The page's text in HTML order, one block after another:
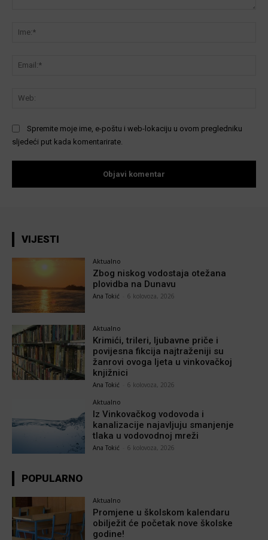
Spremite moje ime, e-poštu i web-lokaciju u ovom pregledniku
sljedeći put kada komentarirate.
VIJESTI
Aktualno
Zbog niskog vodostaja otežana
plovidba na Dunavu
Ana Tokić 6 kolovoza, 2026
Aktualno
Krimići, trileri, ljubavne priče i
povijesna fikcija najtraženiji su
žanrovi ovoga ljeta u vinkovačkoj
knjižnici
Ana Tokić 6 kolovoza, 2026
Aktualno
Iz Vinkovačkog vodovoda i
kanalizacije najavljuju smanjenje
tlaka u vodovodnoj mreži
Ana Tokić 6 kolovoza, 2026
POPULARNO
Aktualno
Promjene u školskom kalendaru
obilježit će početak nove školske
godine!